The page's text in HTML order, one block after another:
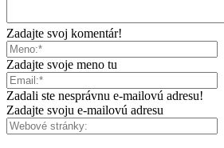
Zadajte svoj komentár!
Zadajte svoje meno tu
Zadali ste nesprávnu e-mailovú adresu!
Zadajte svoju e-mailovú adresu